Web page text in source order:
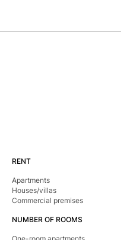
RENT
Apartments
Houses/villas
Commercial premises
NUMBER OF ROOMS